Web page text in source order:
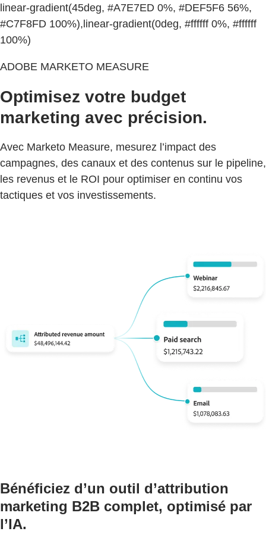
linear-gradient(45deg, #A7E7ED 0%, #DEF5F6 56%,
#C7F8FD 100%),linear-gradient(0deg, #ffffff 0%, #ffffff
100%)
ADOBE MARKETO MEASURE
Optimisez votre budget
marketing avec précision.
Avec Marketo Measure, mesurez l’impact des
campagnes, des canaux et des contenus sur le pipeline,
les revenus et le ROI pour optimiser en continu vos
tactiques et vos investissements.
Bénéficiez d’un outil d’attribution
marketing B2B complet, optimisé par
l’IA.